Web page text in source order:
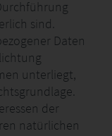
sind.
Daten
unterliegt,
der
natürlichen